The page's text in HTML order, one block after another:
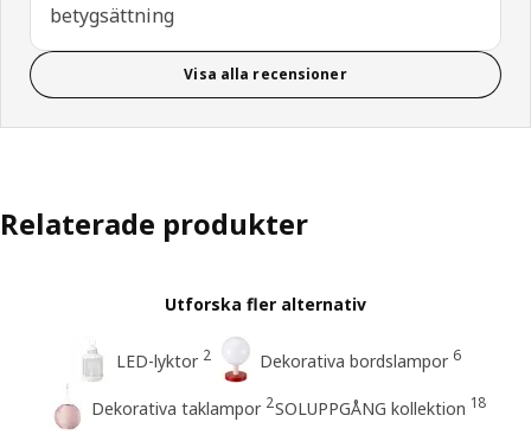
betygsättning
Visa alla recensioner
Relaterade produkter
Utforska fler alternativ
LED-lyktor 2 Dekorativa bordslampor 6
Dekorativa taklampor 2SOLUPPGÅNG kollektion 18